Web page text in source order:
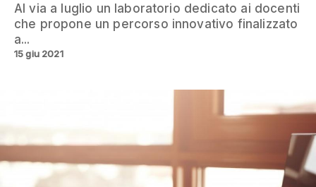
Al via a luglio un laboratorio dedicato ai docenti
che propone un percorso innovativo finalizzato
a...
15 giu 2021